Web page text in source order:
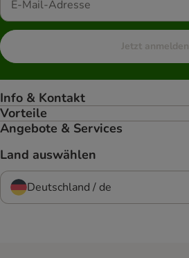
Jetzt anmelden
Info & Kontakt
Vorteile
Angebote & Services
Land auswählen
Deutschland / de